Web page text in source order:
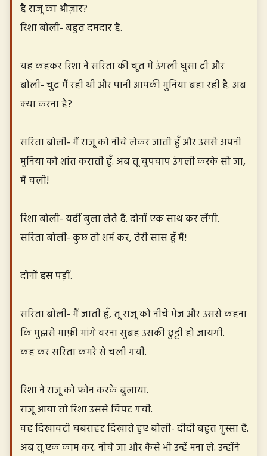
है राजू का औज़ार?
रिशा बोली- बहुत दमदार है.
यह कहकर रिशा ने सरिता की चूत में उंगली घुसा दी और
बोली- चुद मैं रही थी और पानी आपकी मुनिया बहा रही है. अब
क्या करना है?
सरिता बोली- मैं राजू को नीचे लेकर जाती हूँ और उससे अपनी
मुनिया को शांत कराती हूँ. अब तू चुपचाप उंगली करके सो जा,
मैं चली!
रिशा बोली- यहीं बुला लेते हैं. दोनों एक साथ कर लेंगी.
सरिता बोली- कुछ तो शर्म कर, तेरी सास हूँ मैं!
दोनों हंस पड़ीं.
सरिता बोली- मैं जाती हूँ, तू राजू को नीचे भेज और उससे कहना
कि मुझसे माफ़ी मांगे वरना सुबह उसकी छुट्टी हो जायगी.
कह कर सरिता कमरे से चली गयी.
रिशा ने राजू को फोन करके बुलाया.
राजू आया तो रिशा उससे चिपट गयी.
वह दिखावटी घबराहट दिखाते हुए बोली- दीदी बहुत गुस्सा हैं.
अब तू एक काम कर. नीचे जा और कैसे भी उन्हें मना ले. उन्होंने